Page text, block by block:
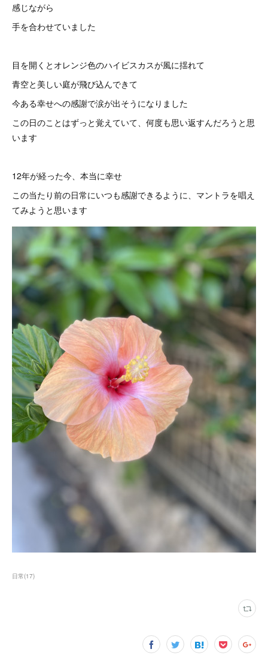
感じながら
手を合わせていました
目を開くとオレンジ色のハイビスカスが風に揺れて
青空と美しい庭が飛び込んできて
今ある幸せへの感謝で涙が出そうになりました
この日のことはずっと覚えていて、何度も思い返すんだろうと思
います
12年が経った今、本当に幸せ
この当たり前の日常にいつも感謝できるように、マントラを唱え
てみようと思います
日常(17)